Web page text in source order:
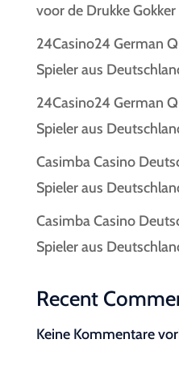
voor de Drukke Gokker
24Casino24 German
Spieler aus
24Casino24 German
Spieler aus
Casimba Casino
Spieler aus
Casimba Casino
Spieler aus
Recent
Keine Kommentare